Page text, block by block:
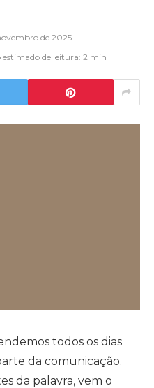
de 2025
estimado de leitura: 2 min
todos os dias
da comunicação.
da palavra, vem o